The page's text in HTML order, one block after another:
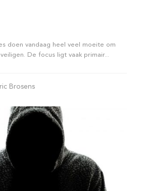
doen vandaag heel veel moeite om
De focus ligt vaak primair...
Brosens